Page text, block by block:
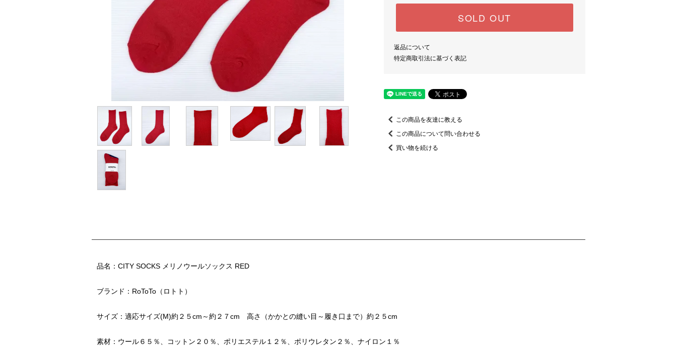
SOLD OUT
返品について
特定商取引法に基づく表記
この商品を友達に教える
この商品について問い合わせる
買い物を続ける
品名：CITY SOCKS メリノウールソックス RED
ブランド：RoToTo（ロトト）
サイズ：適応サイズ(M)約２５cm～約２７cm 高さ（かかとの縫い目～履き口まで）約２５cm
素材：ウール６５％、コットン２０％、ポリエステル１２％、ポリウレタン２％、ナイロン１％